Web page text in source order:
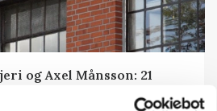
og Axel Månsson: 21